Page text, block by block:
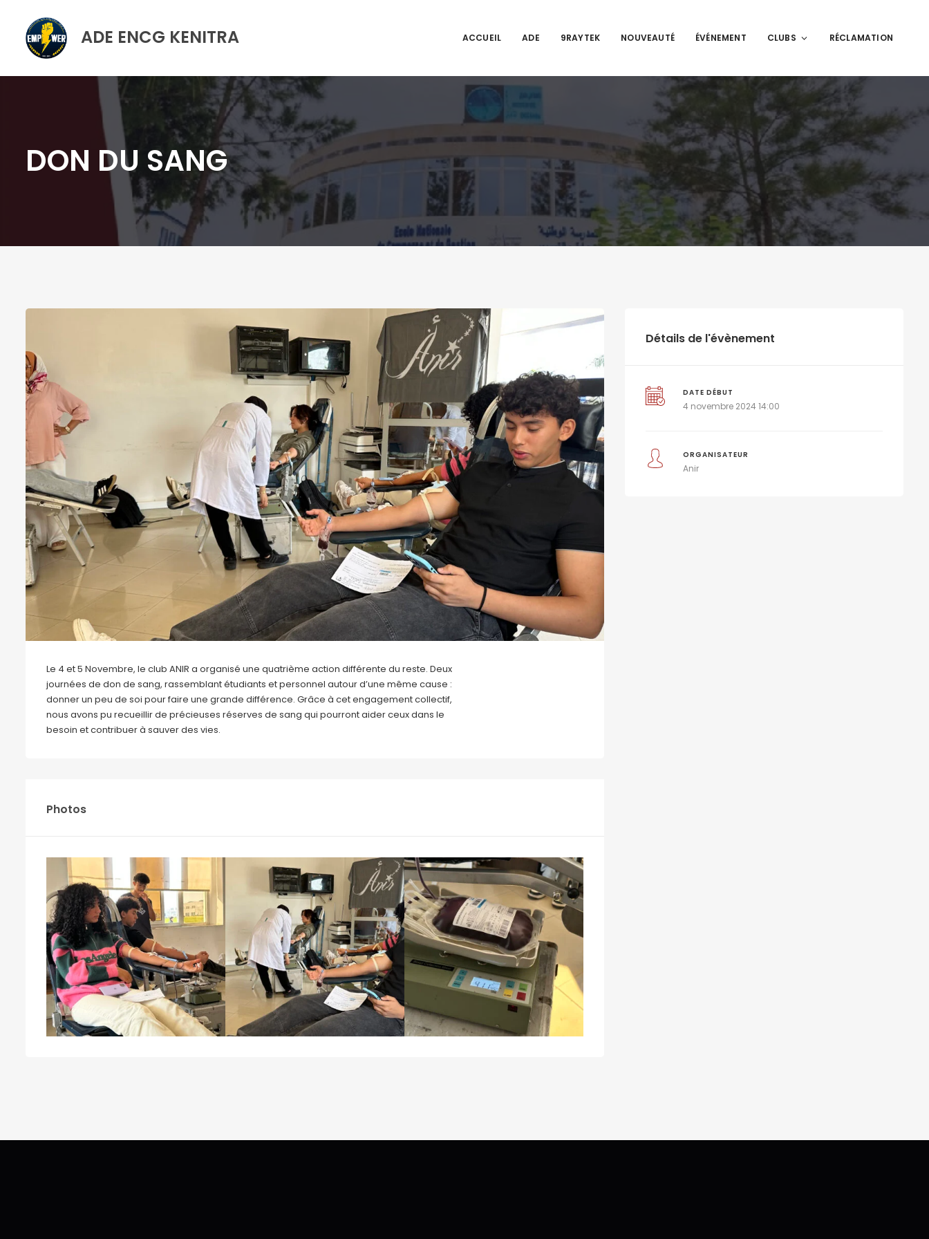
ADE ENCG KENITRA ACCUEIL ADE 9RAYTEK NOUVEAUTÉ ÉVÉNEMENT CLUBS RÉCLAMATION
DON DU SANG
Le 4 et 5 Novembre, le club ANIR a organisé une quatrième action différente du reste. Deux
journées de don de sang, rassemblant étudiants et personnel autour d’une même cause :
donner un peu de soi pour faire une grande différence. Grâce à cet engagement collectif,
nous avons pu recueillir de précieuses réserves de sang qui pourront aider ceux dans le
besoin et contribuer à sauver des vies.
Photos
Détails de l'évènement
DATE DÉBUT
4 novembre 2024 14:00
ORGANISATEUR
Anir